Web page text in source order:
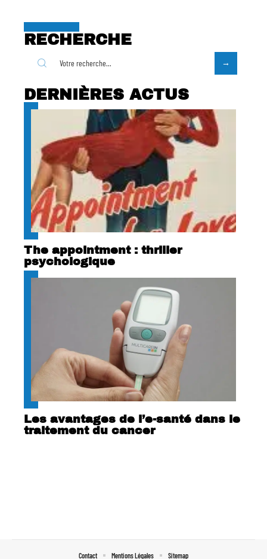
RECHERCHE
DERNIÈRES ACTUS
The appointment : thriller
psychologique
Les avantages de l’e-santé dans le
traitement du cancer
Contact Mentions Légales Sitemap